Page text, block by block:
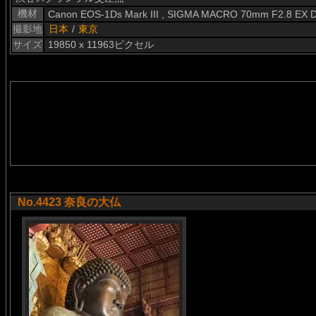
機材
Canon EOS-1Ds Mark III , SIGMA MACRO 70mm F2.8 EX
撮影地
日本 / 東京
サイズ 19850 x 11963ピクセル
No.4423 奈良の大仏